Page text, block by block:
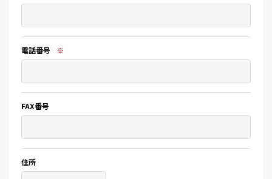
電話番号 ※
FAX番号
住所